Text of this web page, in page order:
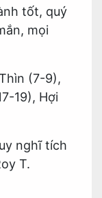
tốt, quý
mọi
(7-9),
19), Hợi
nghĩ tích
T.